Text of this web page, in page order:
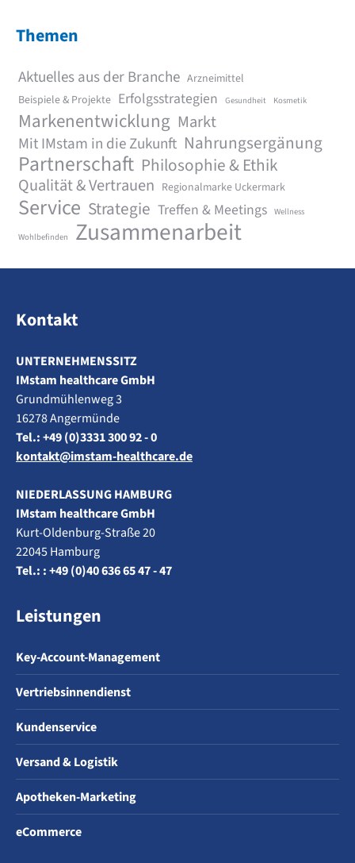
Themen
Aktuelles aus der Branche Arzneimittel
Beispiele & Projekte Erfolgsstrategien Gesundheit Kosmetik
Markenentwicklung Markt
Mit IMstam in die Zukunft Nahrungsergänung
Partnerschaft Philosophie & Ethik
Qualität & Vertrauen Regionalmarke Uckermark
Service Strategie Treffen & Meetings Wellness
Wohlbefinden Zusammenarbeit
Kontakt
UNTERNEHMENSSITZ
IMstam healthcare GmbH
Grundmühlenweg 3
16278 Angermünde
Tel.: +49 (0)3331 300 92 - 0
kontakt@imstam-healthcare.de
NIEDERLASSUNG HAMBURG
IMstam healthcare GmbH
Kurt-Oldenburg-Straße 20
22045 Hamburg
Tel.: : +49 (0)40 636 65 47 - 47
Leistungen
Key-Account-Management
Vertriebsinnendienst
Kundenservice
Versand & Logistik
Apotheken-Marketing
eCommerce